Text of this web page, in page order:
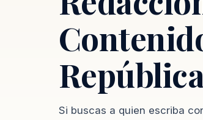
Si buscas a quien escriba